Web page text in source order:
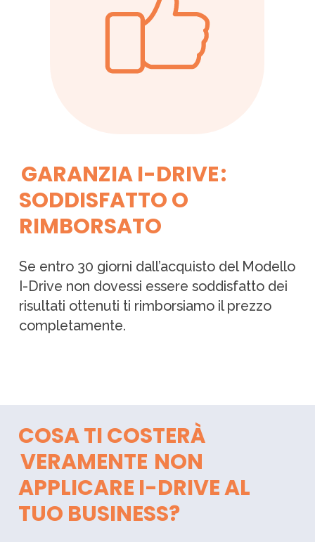
GARANZIA I-DRIVE:
SODDISFATTO O
RIMBORSATO
Se entro 30 giorni dall’acquisto del Modello
I-Drive non dovessi essere soddisfatto dei
risultati ottenuti ti rimborsiamo il prezzo
completamente.
COSA TI COSTERÀ
VERAMENTE NON
APPLICARE I-DRIVE AL
TUO BUSINESS?